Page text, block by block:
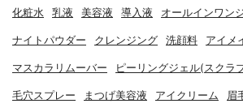
化粧水 乳液 美容液 導入液 オールインワン
ナイトパウダー クレンジング 洗顔料 アイメ
マスカラリムーバー ピーリングジェル(スクラ
毛穴スプレー まつげ美容液 アイクリーム 眉